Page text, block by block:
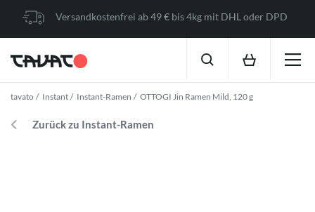
Versandkostenfrei ab 49 € bis 4kg mit DHL oder DPD
tavato Instant Instant-Ramen OTTOGI Jin Ramen Mild, 120 g
Zurück zu Instant-Ramen